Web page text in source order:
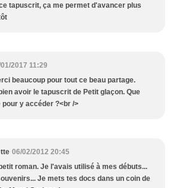
tapuscrit, ça me permet d'avancer plus
2017 11:29
beaucoup pour tout ce beau partage.
avoir le tapuscrit de Petit glaçon. Que
y accéder ?<br />
06/02/2012 20:45
roman. Je l'avais utilisé à mes débuts...
Je mets tes docs dans un coin de